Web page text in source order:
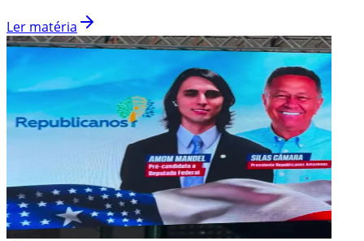
Ler matéria